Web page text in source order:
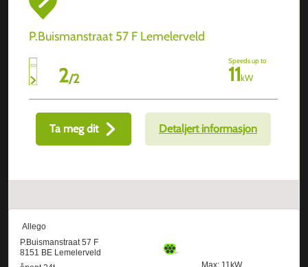
P.Buismanstraat 57 F Lemelerveld
2/2
Speeds up to
11kW
Ta meg dit Detaljert informasjon